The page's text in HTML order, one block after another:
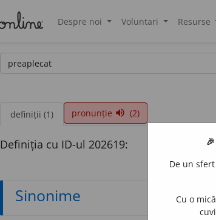
Despre noi Voluntari Resurse
definiții (1) pronunție volume_up (2)
Definiția cu ID-ul 202619:
Sinonime
De un
Cu o